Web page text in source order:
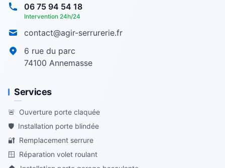
06 75 94 54 18
Intervention 24h/24
contact@agir-serrurerie.fr
6 rue du parc
74100 Annemasse
Services
🚨 Ouverture porte claquée
🛡️ Installation porte blindée
🔐 Remplacement serrure
🪟 Réparation volet roulant